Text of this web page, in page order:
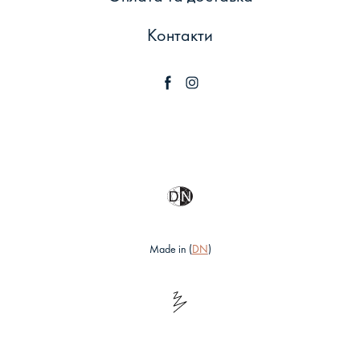
Контакти
Made in (DN)